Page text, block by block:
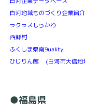
白河地域ものづくり企業紹
ラクラスしらかわ
西郷村
ふくしま県南9uality
ひじりん館 (白河市大信地
●福島県